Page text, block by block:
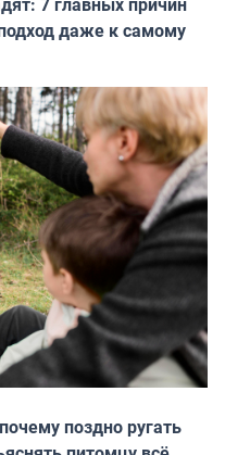
даже к самому
поздно ругать